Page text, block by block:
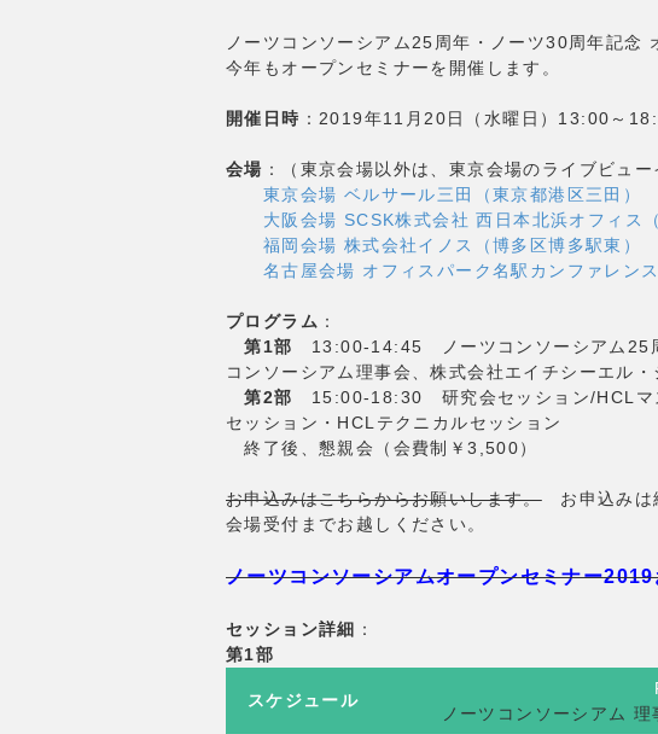
ノーツコンソーシアム25周年・ノーツ30周年記念
今年もオープンセミナーを開催します。
開催日時 ：2019年11月20日（水曜日）13:00～
会場 ：（東京会場以外は、東京会場のライブビュー
東京会場 ベルサール三田（東京都港区三田）
大阪会場 SCSK株式会社 西日本北浜オフィス
福岡会場 株式会社イノス（博多区博多駅東）
名古屋会場 オフィスパーク名駅カンファレン
プログラム ：
第1部
13:00-14:45 ノーツコンソーシアム25
コンソーシアム理事会、株式会社エイチシーエル・
第2部
15:00-18:30 研究会セッション/HCLマ
セッション・HCLテクニカルセッション
終了後、懇親会（会費制￥3,500）
お申込みはこちらからお願いします。お申込みは
会場受付までお越しください。
ノーツコンソーシアムオープンセミナー
セッション詳細 ：
第1部
スケジュール
ノーツコンソーシアム